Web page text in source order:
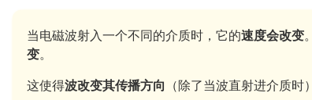
当电磁波射入一个不同的介质时，它的速度会改变
变。
这使得波改变其传播方向 （除了当波直射进介质时